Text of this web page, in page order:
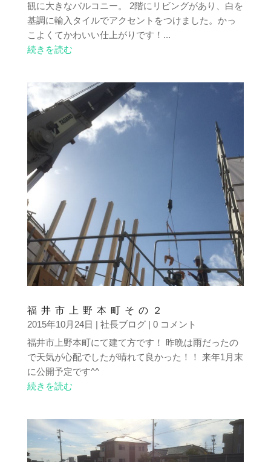
観に大きなバルコニー。 2階にリビングがあり、白を
基調に輸入タイルでアクセントをつけました。かっ
こよくてかわいい仕上がりです！...
続きを読む
福井市上野本町その２
2015年10月24日 | 社長ブログ| 0 コメント
福井市上野本町にて建て方です！ 昨晩は雨だったの
で天気が心配でしたが晴れて良かった！！ 来年1月末
に公開予定です^^
続きを読む